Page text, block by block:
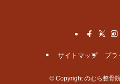
サイトマップ プラ
© Copyright のむら整骨